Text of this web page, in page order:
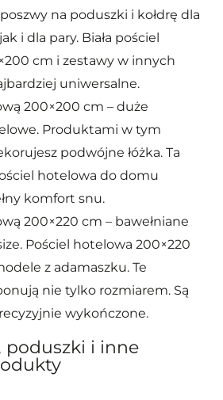
na poduszki i kołdrę dla
i dla pary. Biała pościel
cm i zestawy w innych
uniwersalne.
200×200 cm – duże
Produktami w tym
podwójne łóżka. Ta
hotelowa do domu
komfort snu.
200×220 cm – bawełniane
Pościel hotelowa 200×220
z adamaszku. Te
nie tylko rozmiarem. Są
wykończone.
poduszki i inne